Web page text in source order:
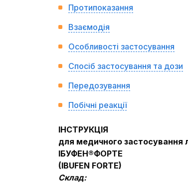
Протипоказання
Взаємодія
Особливості застосування
Спосіб застосування та дози
Передозування
Побічні реакції
ІНСТРУКЦІЯ
для медичного застосування
ІБУФЕН®ФОРТЕ
(IBUFEN FORTE)
Склад: